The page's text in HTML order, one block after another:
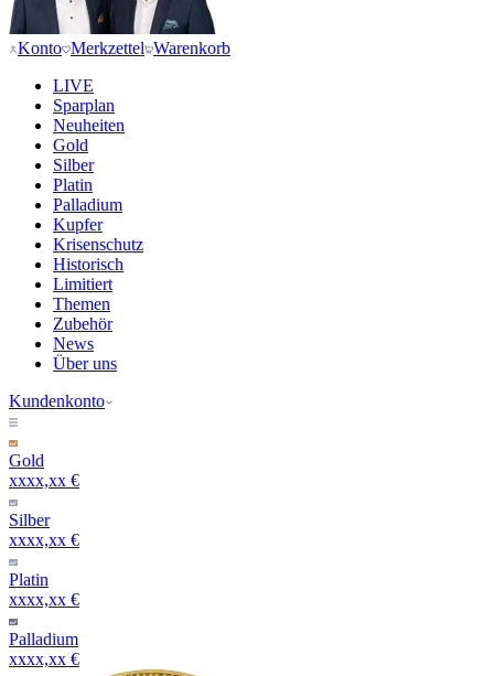
Konto Merkzettel Warenkorb
LIVE
Sparplan
Neuheiten
Gold
Silber
Platin
Palladium
Kupfer
Krisenschutz
Historisch
Limitiert
Themen
Zubehör
News
Über uns
Kundenkonto
Gold
xxxx,xx €
Silber
xxxx,xx €
Platin
xxxx,xx €
Palladium
xxxx,xx €